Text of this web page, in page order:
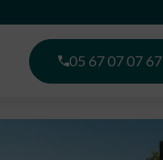
05 67 07 07 67